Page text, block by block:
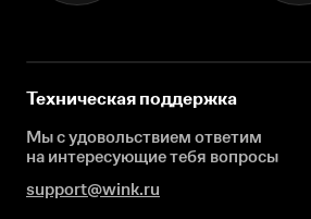
Техническая поддержка
Мы с удовольствием ответим
на интересующиетебя вопросы
support@wink.ru